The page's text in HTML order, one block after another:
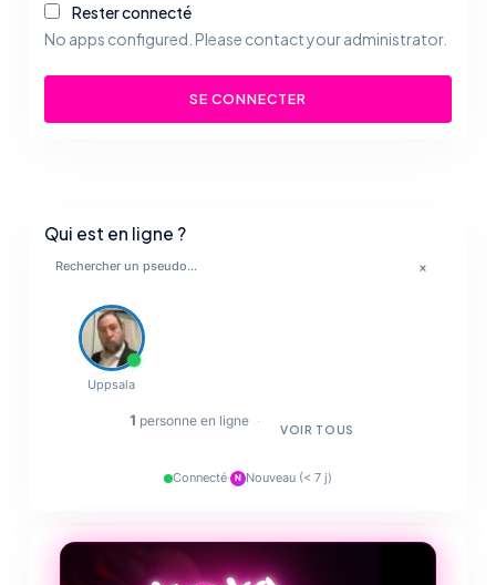
Rester connecté
No apps configured. Please contact your administrator.
SE CONNECTER
Qui est en ligne ?
×
Uppsala
1 personne en ligne ·
VOIR TOUS
Connecté· N Nouveau (< 7 j)